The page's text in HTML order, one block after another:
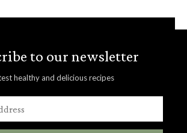
to our newsletter
healthy and delicious recipes